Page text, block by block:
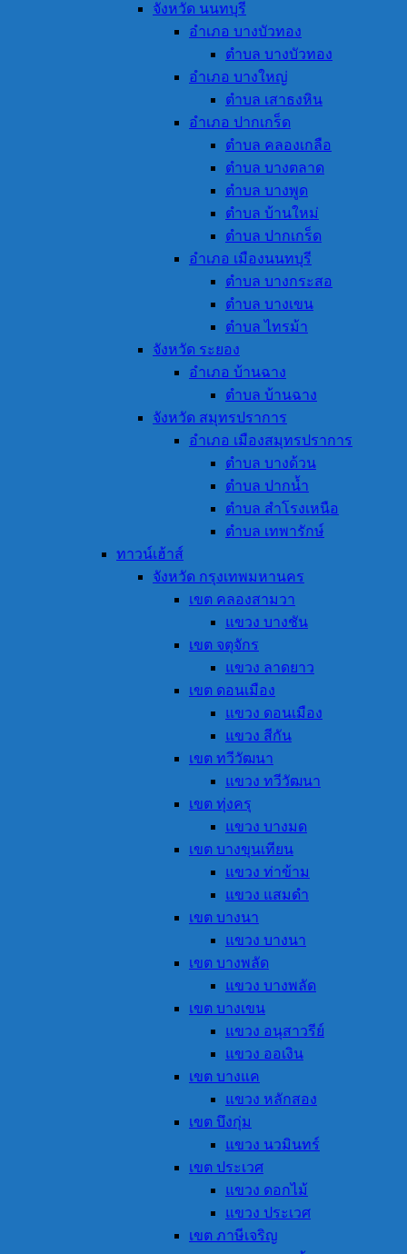
จังหวัด นนทบุรี
อำเภอ บางบัวทอง
ตำบล บางบัวทอง
อำเภอ บางใหญ่
ตำบล เสาธงหิน
อำเภอ ปากเกร็ด
ตำบล คลองเกลือ
ตำบล บางตลาด
ตำบล บางพูด
ตำบล บ้านใหม่
ตำบล ปากเกร็ด
อำเภอ เมืองนนทบุรี
ตำบล บางกระสอ
ตำบล บางเขน
ตำบล ไทรม้า
จังหวัด ระยอง
อำเภอ บ้านฉาง
ตำบล บ้านฉาง
จังหวัด สมุทรปราการ
อำเภอ เมืองสมุทรปราการ
ตำบล บางด้วน
ตำบล ปากน้ำ
ตำบล สำโรงเหนือ
ตำบล เทพารักษ์
ทาวน์เฮ้าส์
จังหวัด กรุงเทพมหานคร
เขต คลองสามวา
แขวง บางชัน
เขต จตุจักร
แขวง ลาดยาว
เขต ดอนเมือง
แขวง ดอนเมือง
แขวง สีกัน
เขต ทวีวัฒนา
แขวง ทวีวัฒนา
เขต ทุ่งครุ
แขวง บางมด
เขต บางขุนเทียน
แขวง ท่าข้าม
แขวง แสมดำ
เขต บางนา
แขวง บางนา
เขต บางพลัด
แขวง บางพลัด
เขต บางเขน
แขวง อนุสาวรีย์
แขวง ออเงิน
เขต บางแค
แขวง หลักสอง
เขต บึงกุ่ม
แขวง นวมินทร์
เขต ประเวศ
แขวง ดอกไม้
แขวง ประเวศ
เขต ภาษีเจริญ